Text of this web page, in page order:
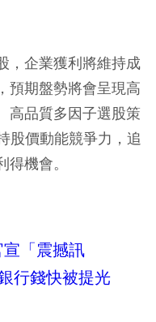
，企業獲利將維持成
預期盤勢將會呈現高
高品質多因子選股策
股價動能競爭力，追
機會。
「震撼訊
行錢快被提光